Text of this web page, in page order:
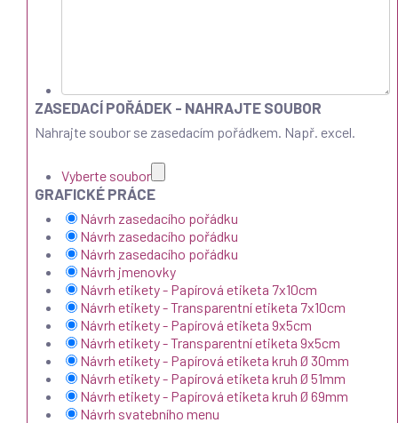
ZASEDACÍ POŘÁDEK - NAHRAJTE SOUBOR
Nahrajte soubor se zasedacím pořádkem. Např. excel.
Vyberte soubor
GRAFICKÉ PRÁCE
Návrh zasedacího pořádku
Návrh zasedacího pořádku
Návrh zasedacího pořádku
Návrh jmenovky
Návrh etikety - Papírová etiketa 7x10cm
Návrh etikety - Transparentní etiketa 7x10cm
Návrh etikety - Papírová etiketa 9x5cm
Návrh etikety - Transparentní etiketa 9x5cm
Návrh etikety - Papírová etiketa kruh Ø 30mm
Návrh etikety - Papírová etiketa kruh Ø 51mm
Návrh etikety - Papírová etiketa kruh Ø 69mm
Návrh svatebního menu